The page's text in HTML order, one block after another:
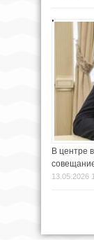
В центре
13.05.2026